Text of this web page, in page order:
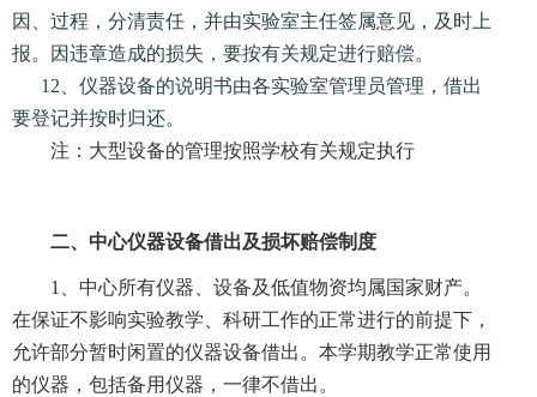
因、过程，分清责任，并由实验室主任签属意见，及时上
报。因违章造成的损失，要按有关规定进行赔偿。
12、仪器设备的说明书由各实验室管理员管理，借出
要登记并按时归还。
注：大型设备的管理按照学校有关规定执行
二、中心仪器设备借出及损坏赔偿制度
1、中心所有仪器、设备及低值物资均属国家财产。
在保证不影响实验教学、科研工作的正常进行的前提下，
允许部分暂时闲置的仪器设备借出。本学期教学正常使用
的仪器，包括备用仪器，一律不借出。